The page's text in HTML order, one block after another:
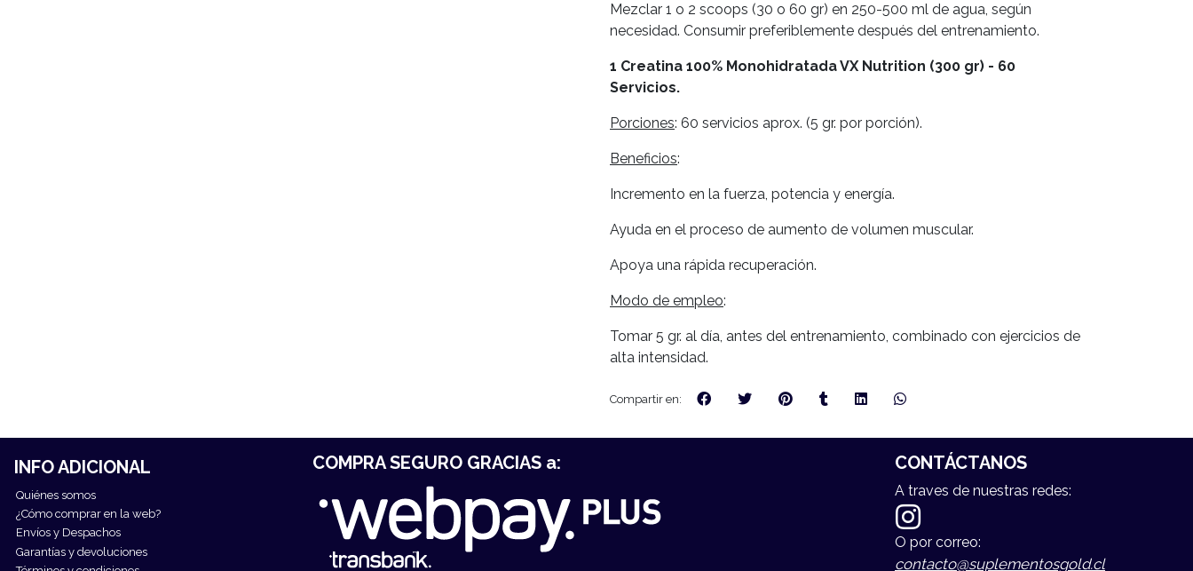
Mezclar 1 o 2 scoops (30 o 60 gr) en 250-500 ml de agua, según
necesidad. Consumir preferiblemente después del entrenamiento.
1 Creatina 100% Monohidratada VX Nutrition (300 gr) - 60
Servicios.
Porciones: 60 servicios aprox. (5 gr. por porción).
Beneficios:
Incremento en la fuerza, potencia y energía.
Ayuda en el proceso de aumento de volumen muscular.
Apoya una rápida recuperación.
Modo de empleo:
Tomar 5 gr. al día, antes del entrenamiento, combinado con ejercicios de
alta intensidad.
Compartir en:
INFO ADICIONAL
Quiénes somos
¿Cómo comprar en la web?
Envíos y Despachos
Garantías y devoluciones
COMPRA SEGURO GRACIAS a: CONTÁCTANOS
A traves de nuestras redes:
O por correo:
contacto@suplementosgold.cl